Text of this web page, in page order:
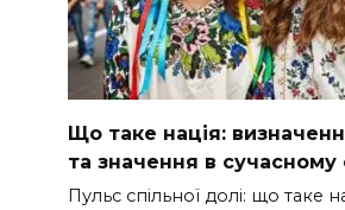
Що таке нація:
та значення в сучасному
Пульс спільної долі: що таке